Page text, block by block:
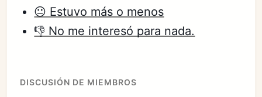
😐 Estuvo más o menos
👎 No me interesó para nada.
DISCUSIÓN DE MIEMBROS